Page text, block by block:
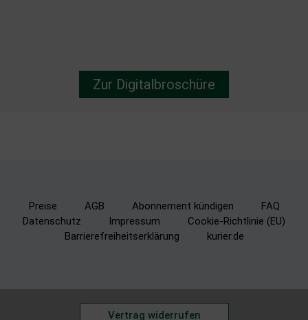
Zur Digitalbroschüre
Preise AGB Abonnement kündigen
FAQ
Datenschutz
Impressum
Cookie-Richtlinie (EU)
Barrierefreiheitserklärung
kurier.de
Vertrag widerrufen